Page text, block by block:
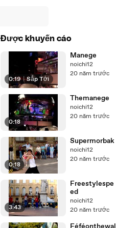
Được khuyến cáo
0:19 | Sắp Tới
Manege
noichi12
20 năm trước
0:18
Themanege
noichi12
20 năm trước
0:18
Supermorbak
noichi12
20 năm trước
3:43
Freestylespe
ed
noichi12
20 năm trước